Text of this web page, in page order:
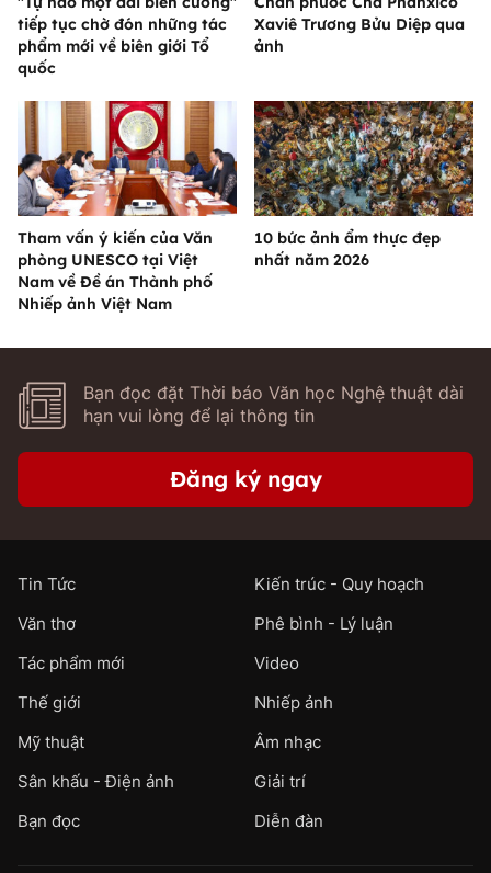
tiếp tục chờ đón những tác
phẩm mới về biên giới Tổ
quốc
Xaviê Trương Bửu Diệp qua
ảnh
Tham vấn ý kiến của Văn
phòng UNESCO tại Việt
Nam về Đề án Thành phố
Nhiếp ảnh Việt Nam
10 bức ảnh ẩm thực đẹp
nhất năm 2026
Bạn đọc đặt Thời báo Văn học Nghệ thuật dài
hạn vui lòng để lại thông tin
Đăng ký ngay
Tin Tức
Kiến trúc - Quy hoạch
Văn thơ
Phê bình - Lý luận
Tác phẩm mới
Video
Thế giới
Nhiếp ảnh
Mỹ thuật
Âm nhạc
Sân khấu - Điện ảnh
Giải trí
Bạn đọc
Diễn đàn